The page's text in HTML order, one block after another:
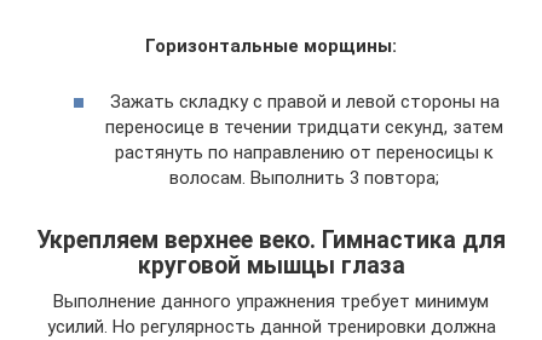
Горизонтальные морщины:
Зажать складку с правой и левой стороны на
переносице в течении тридцати секунд, затем
растянуть по направлению от переносицы к
волосам. Выполнить 3 повтора;
Укрепляем верхнее веко. Гимнастика для
круговой мышцы глаза
Выполнение данного упражнения требует минимум
усилий. Но регулярность данной тренировки должна